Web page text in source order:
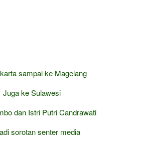
sampai ke Magelang
Juga ke Sulawesi
dan Istri Putri Candrawati
sorotan senter media